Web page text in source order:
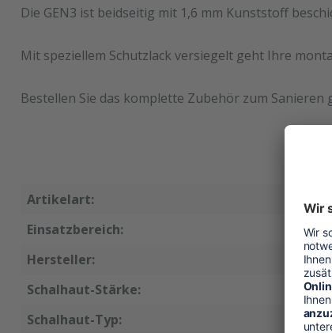
Die GEN3 ist beidseitig mit 1,6 mm Kunststoff
Mit speziellem Schutzlack versiegelt geht Ihre
Bestellen Sie das komplette Zubehör zum
Artikelart:
Einsatzbereich:
Hersteller:
Meva
Schalhaut-Stärke:
18
Schalhaut-Typ: